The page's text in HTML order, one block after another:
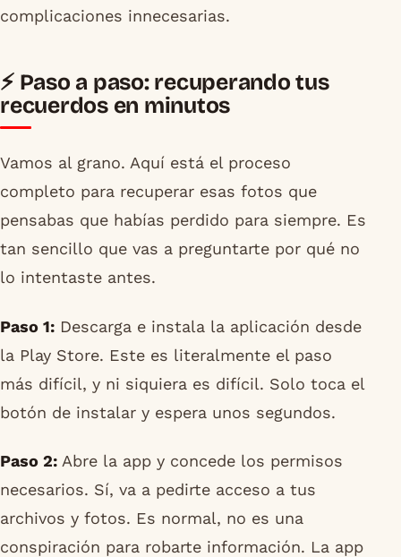
complicaciones innecesarias.
⚡ Paso a paso: recuperando tus
recuerdos en minutos
Vamos al grano. Aquí está el proceso
completo para recuperar esas fotos que
pensabas que habías perdido para siempre. Es
tan sencillo que vas a preguntarte por qué no
lo intentaste antes.
Paso 1: Descarga e instala la aplicación desde
la Play Store. Este es literalmente el paso
más difícil, y ni siquiera es difícil. Solo toca el
botón de instalar y espera unos segundos.
Paso 2: Abre la app y concede los permisos
necesarios. Sí, va a pedirte acceso a tus
archivos y fotos. Es normal, no es una
conspiración para robarte información. La app